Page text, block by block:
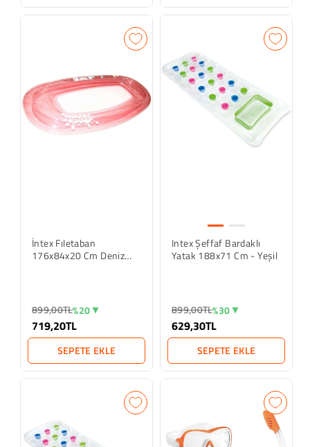
İntex Fıletaban
176x84x20 Cm Deniz
899,00TL%20
719,20TL
SEPETE EKLE
Intex Şeffaf Bardaklı
Yatak 188x71 Cm - Yeşil
899,00TL%30
629,30TL
SEPETE EKLE